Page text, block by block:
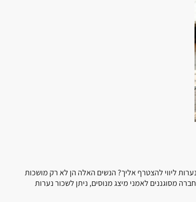
ליווי להצטרף אליך? הנשים האלה הן לא רק מושכות
מסוגננים לאמני מיצג מנוסים, ניתן לשכור נערות